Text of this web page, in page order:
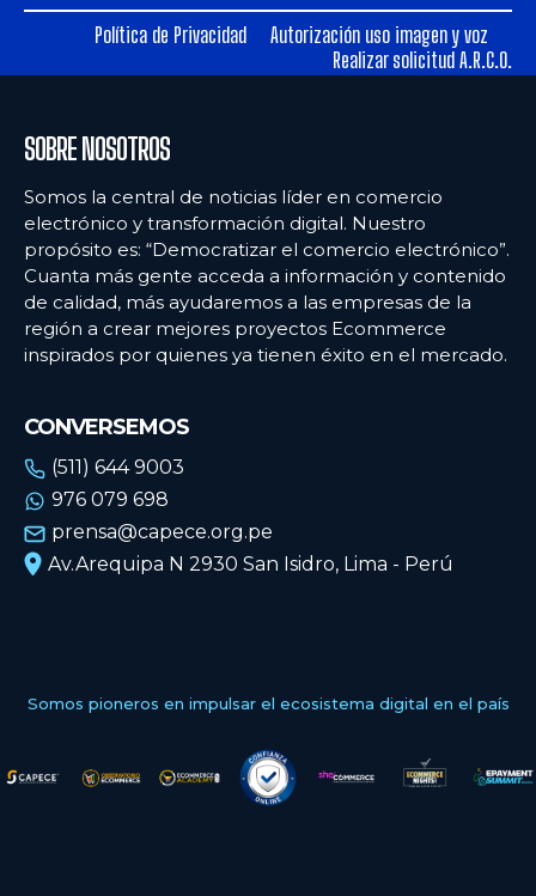
Política de Privacidad
Autorización uso imagen y voz
Realizar solicitud A.R.C.O.
SOBRE NOSOTROS
Somos la central de noticias líder en comercio
electrónico y transformación digital. Nuestro
propósito es: “Democratizar el comercio electrónico”.
Cuanta más gente acceda a información y contenido
de calidad, más ayudaremos a las empresas de la
región a crear mejores proyectos Ecommerce
inspirados por quienes ya tienen éxito en el mercado.
CONVERSEMOS
(511) 644 9003
976 079 698
prensa@capece.org.pe
Av.Arequipa N 2930 San Isidro, Lima - Perú
Somos pioneros en impulsar el ecosistema digital en el país